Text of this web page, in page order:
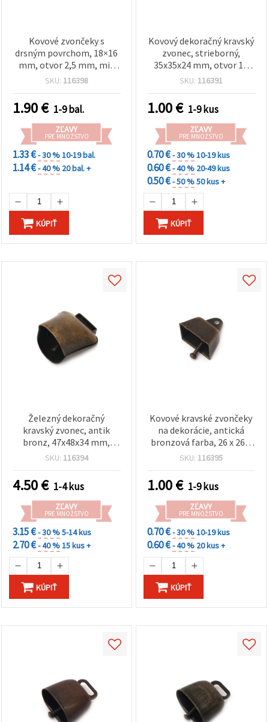
Kovové zvončeky s
drsným povrchom, 18×16
mm, otvor 2,5 mm, mix
farieb – 10 ks
SKU: 116398
1.90€ 1-9 bal.
ZĽAVY
PRE MNOŽSTVO
1.33 €- 30 %10-19 bal.
1.14 €- 40 % 20 bal. +
KÚPIŤ
Kovový dekoračný kravský
zvonec, strieborný,
35x35x24 mm, otvor 14
mm
SKU: 116391
1.00€ 1-9 kus
ZĽAVY
PRE MNOŽSTVO
0.70 €- 30 %10-19 kus
0.60 €- 40 % 20-49 kus
0.50 €- 50 %50 kus +
KÚPIŤ
Železný dekoračný
kravský zvonec, antik
bronz, 47x48x34 mm,
otvor 22 mm
SKU: 116394
4.50€ 1-4 kus
ZĽAVY
PRE MNOŽSTVO
3.15 €- 30 %5-14 kus
2.70 €- 40 %15 kus +
KÚPIŤ
Kovové kravské zvončeky
na dekorácie, antická
bronzová farba, 26 x 26 x
20 mm, otvor 3 mm
SKU: 116395
1.00€ 1-9 kus
ZĽAVY
PRE MNOŽSTVO
0.70 €- 30 %10-19 kus
0.60 €- 40 % 20 kus +
KÚPIŤ